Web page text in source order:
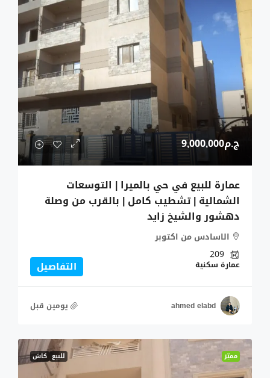
ج.م9,000,000
عمارة للبيع في حي بالميرا | التوسعات
الشمالية | تشطيب كامل | بالقرب من وصلة
دهشور والشيخ زايد
الاسادس من اكتوبر
209
عمارة سكنية التفاصيل
ahmed elabd ‏يومين قبل
مميّز للبيع كاش